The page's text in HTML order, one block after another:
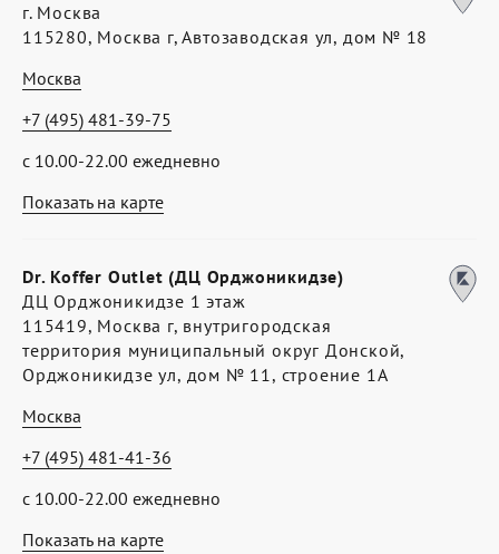
Показать на карте
г. Москва
115280, Москва г, Автозаводская ул, дом № 18
Москва
с 10.00-22.00 ежедневно
+7 (495) 481-39-75
Показать на карте
Dr. Koffer Outlet (ДЦ Орджоникидзе)
ДЦ Орджоникидзе 1 этаж
115419, Москва г, внутригородская
территория муниципальный округ Донской,
Орджоникидзе ул, дом № 11, строение 1А
Москва
с 10.00-22.00 ежедневно
+7 (495) 481-41-36